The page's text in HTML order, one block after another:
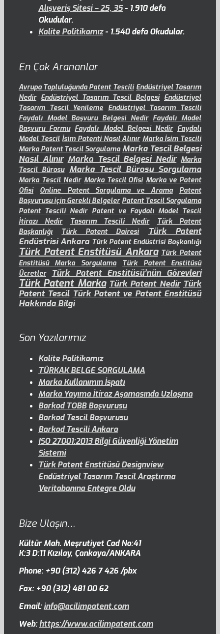
Alışveriş Sitesi – 25, 35- 1.910 defa
Okudular.
Kalite Politikamız- 1.540 defa Okudular.
En Çok Arananlar
Avrupa Topluluğunda Patent Tescili Endüstriyel Tasarım
Nedir Endüstriyel Tasarım Tescil Belgesi Endüstriyel
Tasarım Tescil Yenileme Endüstriyel Tasarım Tescili
Faydalı Model Başvuru Belgesi Nedir Faydalı Model
Başvuru Formu Faydalı Model Belgesi Nedir Faydalı
Model Tescil İsim Patenti Nasıl Alınır Marka İsim Tescili
Marka Patent Tescil Sorgulama Marka Tescil Belgesi
Nasıl Alınır Marka Tescil Belgesi Nedir Marka
Tescil Bürosu Marka Tescil Bürosu Sorgulama
Marka Tescil Nedir Marka Tescil Ofisi Marka ve Patent
Ofisi
Online Patent Sorgulama ve Arama
Patent
Başvurusu için Gerekli Belgeler Patent Tescil Sorgulama
Patent Tescili Nedir Patent ve Faydalı Model Tescil
İtirazı Nedir
Tasarım Tescili Nedir
Türk Patent
Başkanlığı
Türk Patent Dairesi
Türk Patent
Endüstrisi Ankara Türk Patent Endüstrisi Başkanlığı
Türk Patent Enstitüsü Ankara Türk Patent
Enstitüsü Marka Sorgulama
Türk Patent Enstitüsü
Ücretler
Türk Patent Enstitüsü’nün Görevleri
Türk Patent Marka Türk Patent Nedir Türk
Patent Tescil Türk Patent ve Patent Enstitüsü
Hakkında Bilgi
Son Yazılarımız
Kalite Politikamız
TÜRKAK BELGE SORGULAMA
Marka Kullanımın İspatı
Marka Yayıma İtiraz Aşamasında Uzlaşma
Barkod TOBB Başvurusu
Barkod Tescil Başvurusu
Barkod Tescili Ankara
ISO 27001:2013 Bilgi Güvenliği Yönetim
Sistemi
Türk Patent Enstitüsü Designview
Endüstriyel Tasarım Tescil Araştırma
Veritabanına Entegre Oldu
Bize Ulaşın…
Kültür Mah. Meşrutiyet Cad No:41
K:3 D:11 Kızılay, Çankaya/ANKARA
Phone: +90 (312) 426 7 426 /pbx
Fax: +90 (312) 481 00 62
Email:info@acilimpatent.com
Web:https://www.acilimpatent.com